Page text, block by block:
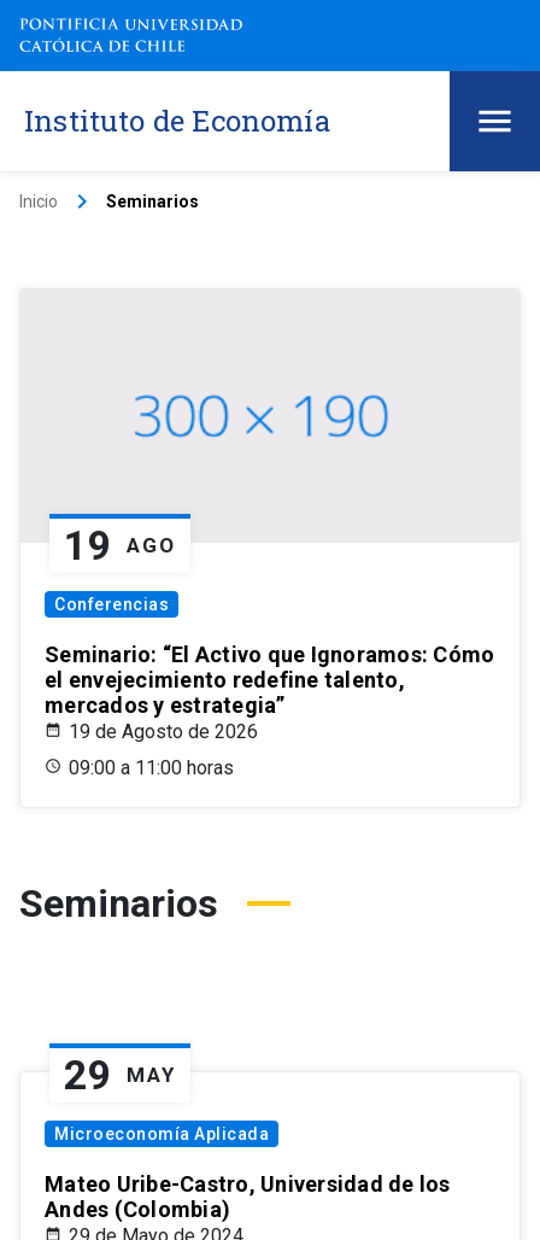
Instituto de Economía
Inicio keyboard_arrow_right Seminarios
19 AGO
Conferencias
Seminario: “El Activo que Ignoramos: Cómo
el envejecimiento redefine talento,
mercados y estrategia”
19 de Agosto de 2026
09:00 a 11:00 horas
Seminarios
29 MAY
Microeconomía Aplicada
Mateo Uribe-Castro, Universidad de los
Andes (Colombia)